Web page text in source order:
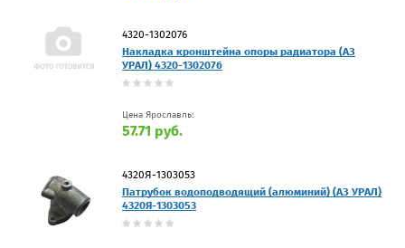
4320-1302076
Накладка кронштейна опоры радиатора (АЗ
УРАЛ) 4320-1302076
Цена Ярославль:
57.71 руб.
4320Я-1303053
Патрубок водоподводящий (алюминий) (АЗ УРАЛ)
4320Я-1303053